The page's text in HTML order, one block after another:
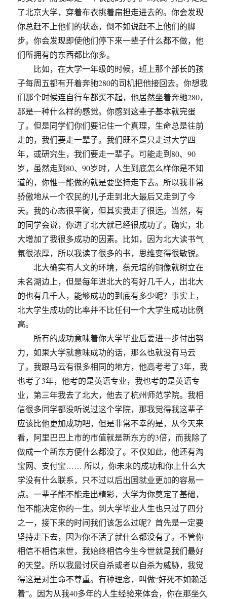
了北京大学，穿着布衣挑着扁担走进去的。你会发现
你总赶不上他们的状态，倒不如说赶不上他们的脚
步。你会发现即使他们停下来一辈子什么都不做，他
们所拥有的东西都比你多。
比如，在大学一年级的时候，班上那个部长的孩
子每周五都有开着奔驰280的司机把他接回去。你想我
们那个时候连自行车都买不起，他居然坐着奔驰280，
那是一种什么样的感觉。你感到这辈子基本就完蛋
了。但是同学们你们要记住一个真理，生命总是往前
走的，我们要走一辈子。我们既不是只走过大学四
年，或研究生，我们要走一辈子。可能走到80、90
岁，虽然走到80、90岁时，人生到底怎么样你是不知
道的，你惟一能做的就是要坚持走下去。所以我非常
骄傲地从一个农民的儿子走到北大最后又走到了今
天。我的心态很平衡，但其实我走了很远。当然，有
的同学会说，你进了北大就已经很成功了。确实，北
大增加了我很多成功的因素。比如，因为北大读书气
氛很浓厚，所以我读了很多的书，思维变得很敏锐。
北大确实有人文的环境，蔡元培的铜像就树立在
未名湖边上，但是每年进北大的有好几千人，出北大
的也有几千人，能够成功的到底有多少呢？事实上，
北大学生成功的比率并不比任何一个大学生成功比例
高。
所有的成功意味着你大学毕业后要进一步付出努
力，如果大学就意味成功的话，那么也就没有马云
了。我跟马云有很多相同的地方，他高考考了3年，我
也考了3年，他考的是英语专业，我也考的是英语专
业，第三年我去了北大，他去了杭州师范学院。我相
信很多同学都没听说过这个学院，那我觉得我这辈子
应该比他更加成功吧，但是非常不幸的是，从今天来
看，阿里巴巴上市的市值就是新东方的3倍，而我除了
做成一个新东方便什么都没了。不仅如此，他还有淘
宝网、支付宝…… 所以，你未来的成功和你上什么大
学没有什么联系，只不过以后出国就业更加的容易一
点。一辈子能不能走出精彩，大学为你奠定了基础，
但不能决定你的一生。到大学毕业人生也只过了四分
之一，接下来的时间我们该怎么过呢？首先是一定要
坚持走下去，因为你不活了就什么都没有了。不管你
相信不相信来世，我始终相信今生今世就是我们最好
的天堂。所以我最讨厌自杀或者以自杀为威胁，我觉
得这是对生命不尊重。有种理念，叫做“好死不如赖活
着”。因为从我40多年的人生经验来体会，你在那坐久